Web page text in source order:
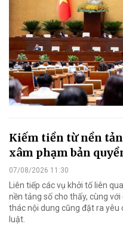
Kiếm tiền từ nền
xâm phạm bản
07/08/2026 11:30
Liên tiếp các vụ khởi tố liên
nền tảng số cho thấy, cùng
thác nội dung cũng đặt ra yêu
luật.